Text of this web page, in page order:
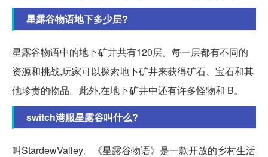
星露谷物语地下多少层?
星露谷物语中的地下矿井共有120层。每一层都有不同的
资源和挑战,玩家可以探索地下矿井来获得矿石、宝石和其
他珍贵的物品。此外,在地下矿井中还有许多怪物和 B。
switch港服星露谷叫什么?
叫StardewValley。《星露谷物语》是一款开放的乡村生活